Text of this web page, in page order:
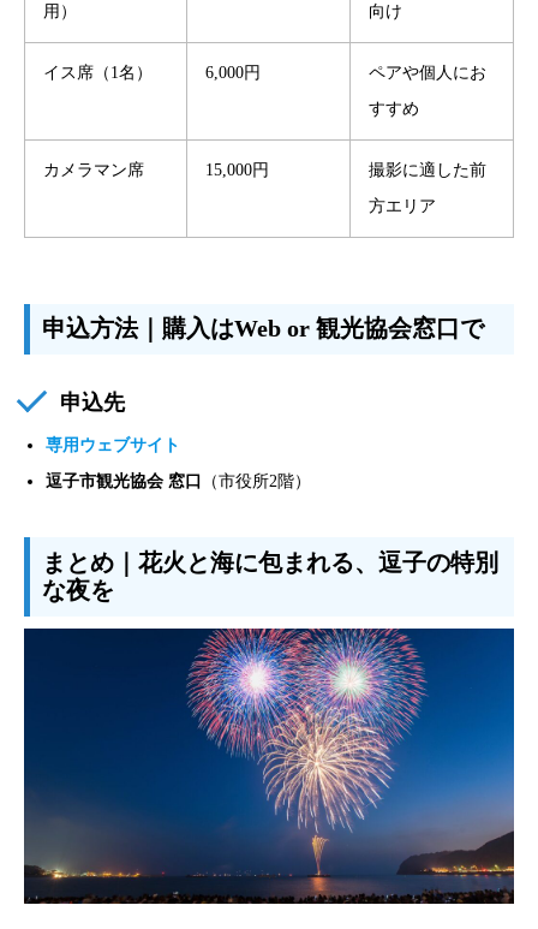
用）
向け
イス席（1名） 6,000円
ペアや個人にお
すすめ
カメラマン席 15,000円
撮影に適した前
方エリア
申込方法｜購入はWeb or 観光協会窓口で
申込先
専用ウェブサイト
逗子市観光協会 窓口
（市役所2階）
まとめ｜花火と海に包まれる、逗子の特別
な夜を